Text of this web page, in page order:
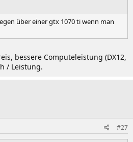
über einer gtx 1070 ti wenn man
bessere Computeleistung (DX12,
/ Leistung.
#27